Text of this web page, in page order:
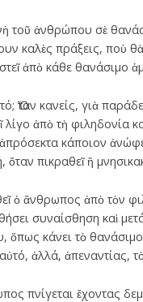
τοῦ ἀνθρώπου σὲ
καλὲς πράξεις, ποὺ
ἀπὸ κάθε θανάσιμο
Ὅταν κανείς, γιὰ
ἀπὸ τὴ φιληδονία
κάποιον
πικραθεῖ ἢ
ὁ ἄνθρωπος ἀπὸ τὸν
συναίσθηση καὶ
ὅπως κάνει τὸ
αὐτό, ἀλλά,
πνίγεται ἔχοντας